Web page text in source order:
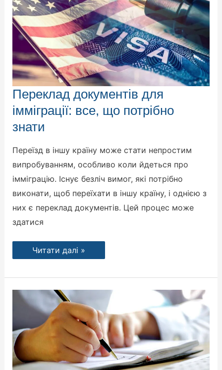
Переклад документів для
імміграції: все, що потрібно
знати
Переїзд в іншу країну може стати непростим
випробуванням, особливо коли йдеться про
імміграцію. Існує безліч вимог, які потрібно
виконати, щоб переїхати в іншу країну, і однією з
них є переклад документів. Цей процес може
здатися
Переклад
документів
для
імміграції:
що
знати
Читати далі »